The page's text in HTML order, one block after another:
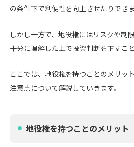
の条件下で利便性を向上させたりできま
しかし一方で、地役権にはリスクや制
十分に理解した上で投資判断を下すこと
ここでは、地役権を持つことのメリッ
注意点について解説していきます。
地役権を持つことのメリット